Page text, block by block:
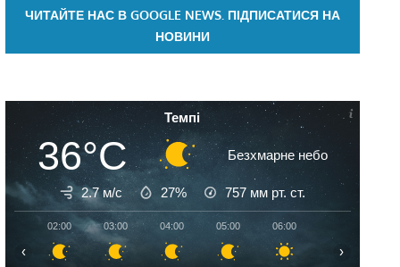
ЧИТАЙТЕ НАС В GOOGLE NEWS. ПІДПИСАТИСЯ НА
НОВИНИ
Темпі
36°C Безхмарне небо
2.7 м/с 27% 757 мм рт. ст.
02:00 03:00 04:00 05:00 06:00
‹ ›